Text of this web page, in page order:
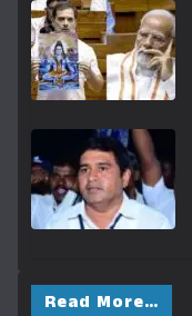
Read More…